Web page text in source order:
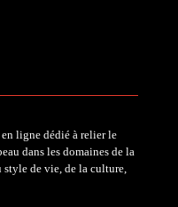
ligne dédié à relier le
dans les domaines de la
style de vie, de la culture,